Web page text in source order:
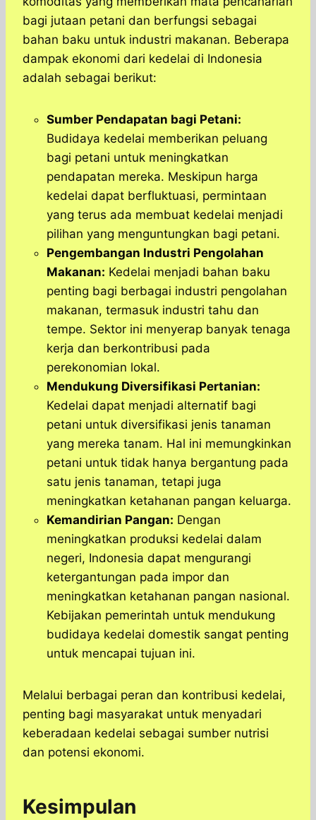
bagi jutaan petani dan berfungsi sebagai
bahan baku untuk industri makanan. Beberapa
dampak ekonomi dari kedelai di Indonesia
adalah sebagai berikut:
Sumber Pendapatan bagi Petani:
Budidaya kedelai memberikan peluang
bagi petani untuk meningkatkan
pendapatan mereka. Meskipun harga
kedelai dapat berfluktuasi, permintaan
yang terus ada membuat kedelai menjadi
pilihan yang menguntungkan bagi petani.
Pengembangan Industri Pengolahan
Makanan: Kedelai menjadi bahan baku
penting bagi berbagai industri pengolahan
makanan, termasuk industri tahu dan
tempe. Sektor ini menyerap banyak tenaga
kerja dan berkontribusi pada
perekonomian lokal.
Mendukung Diversifikasi Pertanian:
Kedelai dapat menjadi alternatif bagi
petani untuk diversifikasi jenis tanaman
yang mereka tanam. Hal ini memungkinkan
petani untuk tidak hanya bergantung pada
satu jenis tanaman, tetapi juga
meningkatkan ketahanan pangan keluarga.
Kemandirian Pangan: Dengan
meningkatkan produksi kedelai dalam
negeri, Indonesia dapat mengurangi
ketergantungan pada impor dan
meningkatkan ketahanan pangan nasional.
Kebijakan pemerintah untuk mendukung
budidaya kedelai domestik sangat penting
untuk mencapai tujuan ini.
Melalui berbagai peran dan kontribusi kedelai,
penting bagi masyarakat untuk menyadari
keberadaan kedelai sebagai sumber nutrisi
dan potensi ekonomi.
Kesimpulan